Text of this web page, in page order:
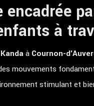
à
à Cournon-
mouvements
stimulant et